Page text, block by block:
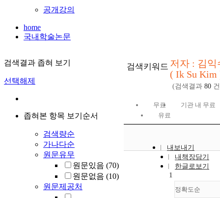
공개강의
home
국내학술논문
검색결과 좁혀 보기
선택해제
좁혀본 항목 보기순서
검색량순
가나다순
원문유무
원문있음 (70)
원문없음 (10)
원문제공처
검색키워드 저자 : 김익
( Ik Su Kim
(검색결과 80
무료
기관 내 무료
유료
내보내기
내책장담기
한글로보기
정확도순
1